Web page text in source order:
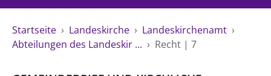
Startseite › Landeskirche › Landeskirchenamt ›
Abteilungen des Landeskir ... › Recht | 7
Personalausschuss
Lutherische Kirche
Glaubensbekenntnis
KLIMASCHUTZ
Impressum
Datenschutz
Barrierefreiheit